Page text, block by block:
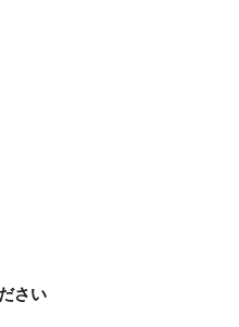
さい